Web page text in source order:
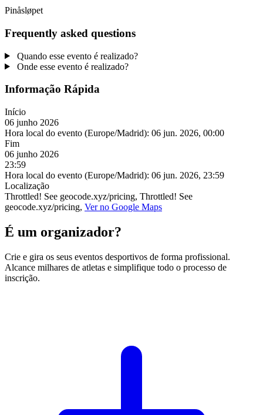
Pinåsløpet
Frequently asked questions
Quando esse evento é realizado?
Onde esse evento é realizado?
Informação Rápida
Início
06 junho 2026
Hora local do evento (Europe/Madrid): 06 jun. 2026, 00:00
Fim
06 junho 2026
23:59
Hora local do evento (Europe/Madrid): 06 jun. 2026, 23:59
Localização
Throttled! See geocode.xyz/pricing, Throttled! See
geocode.xyz/pricing, Ver no Google Maps
É um organizador?
Crie e gira os seus eventos desportivos de forma profissional.
Alcance milhares de atletas e simplifique todo o processo de
inscrição.